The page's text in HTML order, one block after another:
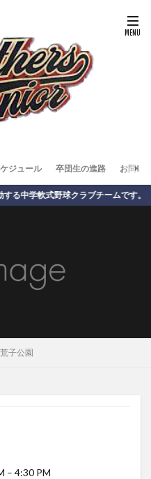
ジュール 卒団生の進路 お問い
中学軟式野球クラブチームです。
荒子公園
– 4:30 PM